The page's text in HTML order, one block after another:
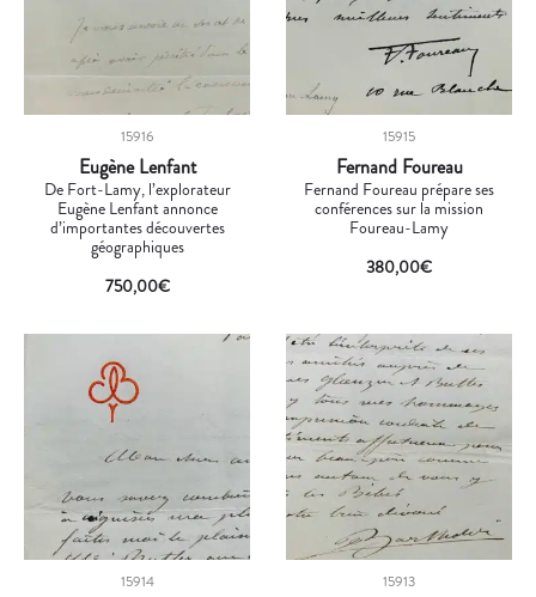
15916
Eugène Lenfant
De Fort-Lamy, l’explorateur
Eugène Lenfant annonce
d’importantes découvertes
géographiques
750,00€
15915
Fernand Foureau
Fernand Foureau prépare ses
conférences sur la mission
Foureau-Lamy
380,00€
15914 15913